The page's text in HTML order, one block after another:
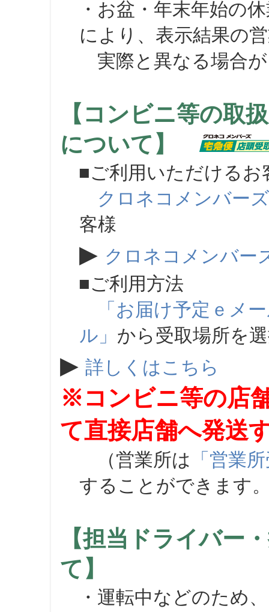
・お盆・年末年始の
により、表示結果の
実際と異なる場合が
【コンビニ等の取
について】
■ご利用いただけるお
クロネコメンバーズ
客様
▶ クロネコメンバー
■ご利用方法
「お届け予定ｅメ
ル」 から受取場所を
▶ 詳しくはこちら
※コンビニ等の店
て直接店舗へ発送
（営業所は 「営業
することができます
【担当ドライバー
て】
・運転中などのため